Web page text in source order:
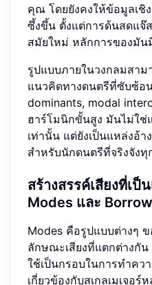
คุณ โดยยังคงให้ข้อมูลเชิ
ซึ้งขึ้น ตั้งแต่การด้นสดแจ๊
สมัยใหม่ หลักการของมัน
รูปแบบภายในวงกลมสาม
แนวคิดทางดนตรีที่ซับซ้อ
dominants, modal
ฮาร์โมนิกขั้นสูง มันไม่ใช่
เท่านั้น แต่ยังเป็นแหล่งอ้
สำหรับนักดนตรีที่จริงจัง
สร้างสรรค์เสียงที่เ
Modes และ
Modes คือรูปแบบต่างๆ
ลักษณะเสียงที่แตกต่างกั
ใช้เป็นกรอบในการทำคว
เกี่ยวข้องกับสเกลเมเจอ